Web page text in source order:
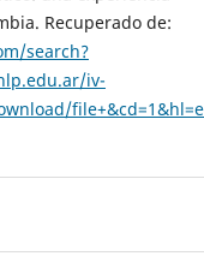
Recuperado de:
search?
iv-